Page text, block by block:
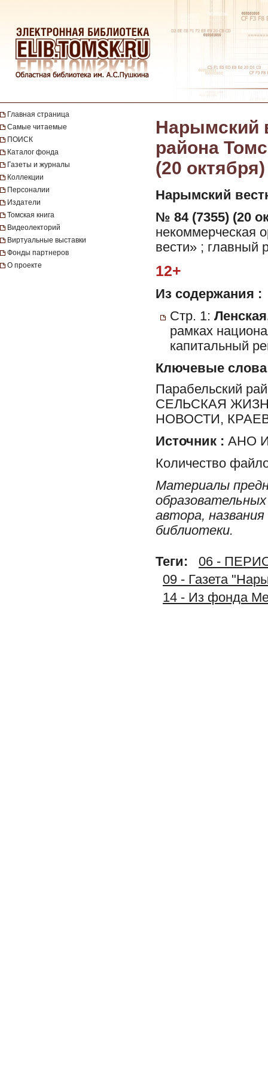
Главная страница
Самые читаемые
ПОИСК
Каталог фонда
Газеты и журналы
Коллекции
Персоналии
Издатели
Томская книга
Видеолекторий
Виртуальные выставки
Фонды партнеров
О проекте
Нарымский
района
(20 октября)
Нарымский
№ 84 (7355) (20
некоммерческая
вести» ; главный
12+
Из содержания :
Стр. 1:
рамках
капитальный
Ключевые слова
Парабельский
СЕЛЬСКАЯ
НОВОСТИ,
Источник : АНО
Количество
Материалы
автора,
библиотеки.
Теги:
06 -
09 - Газета
14 - Из фонда